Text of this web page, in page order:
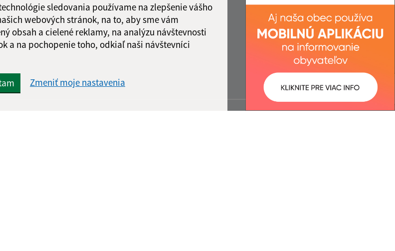
sledovania používame na zlepšenie vášho
webových stránok, na to, aby sme vám
obsah a cielené reklamy, na analýzu návštevnosti
a na pochopenie toho, odkiaľ naši návštevníci
Zmeniť moje nastavenia
reCaptcha Response
Odoslať
správu